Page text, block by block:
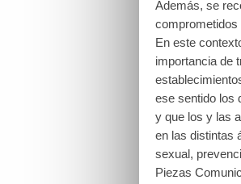
Además, se
comprometidos
En este
importancia de
ese sentido los
y que los y las
en las distintas
sexual,
Piezas